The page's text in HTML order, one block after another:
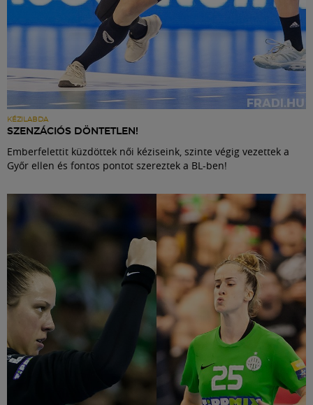
KÉZILABDA
SZENZÁCIÓS DÖNTETLEN!
Emberfelettit küzdöttek női kéziseink, szinte végig vezettek a
Győr ellen és fontos pontot szereztek a BL-ben!